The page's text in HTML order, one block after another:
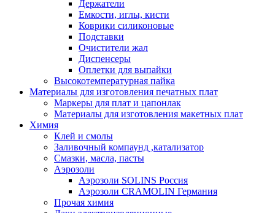
Держатели
Емкости, иглы, кисти
Коврики силиконовые
Подставки
Очистители жал
Диспенсеры
Оплетки для выпайки
Высокотемпературная пайка
Материалы для изготовления печатных плат
Маркеры для плат и цапонлак
Материалы для изготовления макетных плат
Химия
Клей и смолы
Заливочный компаунд ,катализатор
Смазки, масла, пасты
Аэрозоли
Аэрозоли SOLINS Россия
Аэрозоли CRAMOLIN Германия
Прочая химия